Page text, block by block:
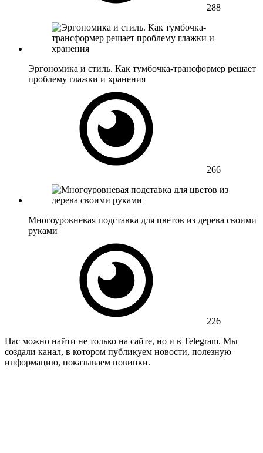
288
Эргономика и стиль. Как тумбочка-трансформер решает
проблему глажки и хранения
266
Многоуровневая подставка для цветов из дерева своими
руками
226
Нас можно найти не только на сайте, но и в Telegram. Мы
создали канал, в котором публикуем новости, полезную
информацию, показываем новинки.